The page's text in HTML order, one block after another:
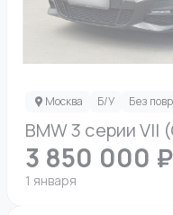
BMW 3 серии VII
3 850 000 ₽
1 января
Москва Б/У Без